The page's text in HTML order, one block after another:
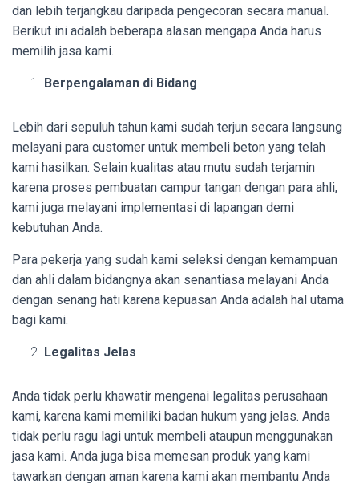
dan lebih terjangkau daripada pengecoran secara manual.
Berikut ini adalah beberapa alasan mengapa Anda harus
memilih jasa kami.
Berpengalaman di Bidang
Lebih dari sepuluh tahun kami sudah terjun secara langsung
melayani para customer untuk membeli beton yang telah
kami hasilkan. Selain kualitas atau mutu sudah terjamin
karena proses pembuatan campur tangan dengan para ahli,
kami juga melayani implementasi di lapangan demi
kebutuhan Anda.
Para pekerja yang sudah kami seleksi dengan kemampuan
dan ahli dalam bidangnya akan senantiasa melayani Anda
dengan senang hati karena kepuasan Anda adalah hal utama
bagi kami.
Legalitas Jelas
Anda tidak perlu khawatir mengenai legalitas perusahaan
kami, karena kami memiliki badan hukum yang jelas. Anda
tidak perlu ragu lagi untuk membeli ataupun menggunakan
jasa kami. Anda juga bisa memesan produk yang kami
tawarkan dengan aman karena kami akan membantu Anda